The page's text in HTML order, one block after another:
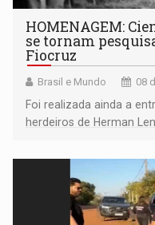
HOMENAGEM:
se tornam
Fiocruz
Brasil e Mundo 08
Foi realizada ainda a
herdeiros de Herman